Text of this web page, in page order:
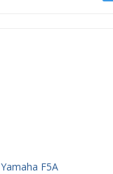
Yamaha F5A